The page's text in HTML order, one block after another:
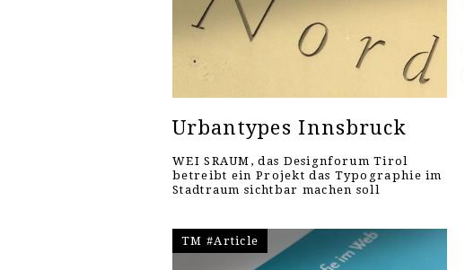
Urbantypes Innsbruck
WEI SRAUM, das Designforum Tirol
betreibt ein Projekt das Typographie im
Stadtraum sichtbar machen soll
TM #Article